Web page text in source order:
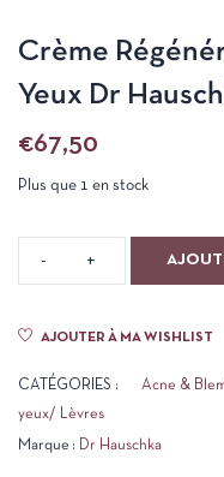
Crème
Yeux Dr
€67,50
Plus que 1 en stock
AJOUTER À MA WISHLIST
CATÉGORIES : Acne &
yeux/ Lèvres
Marque : Dr Hauschka